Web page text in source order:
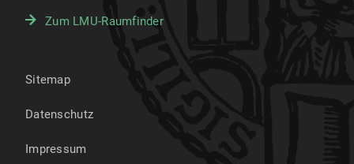
Zum LMU-Raumfinder
Sitemap
Datenschutz
Impressum